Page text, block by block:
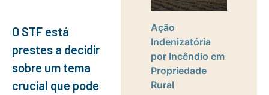
para
empresas
que lidam
O STF está
prestes a decidir
sobre um tema
crucial que pode
Ação
Indenizatória
por Incêndio em
Propriedade
Rural